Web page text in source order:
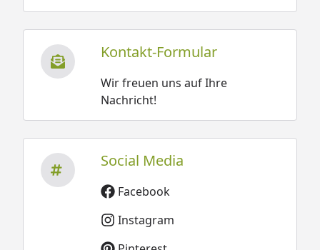
Kontakt-Formular
Wir freuen uns auf Ihre
Nachricht!
Social Media
Facebook
Instagram